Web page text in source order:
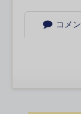
コメ